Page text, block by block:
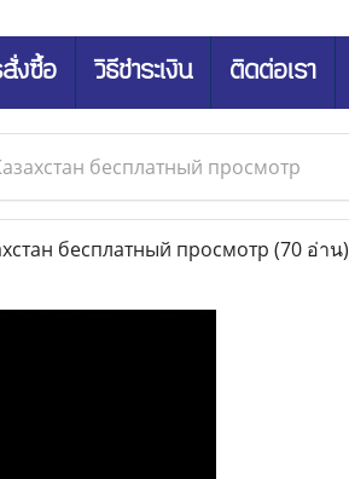
สั่งซื้อ วิธีชำระเงิน ติดต่อเรา
бесплатный просмотр
бесплатный просмотр (70 อ่าน)